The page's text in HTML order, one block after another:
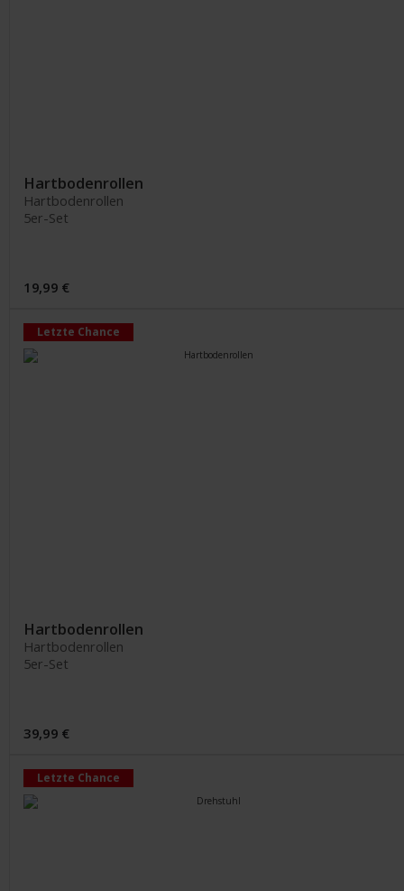
Hartbodenrollen
Hartbodenrollen
5er-Set
19,99 €
Letzte Chance
Hartbodenrollen
Hartbodenrollen
5er-Set
39,99 €
Letzte Chance